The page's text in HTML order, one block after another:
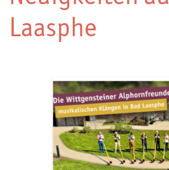
Laasphe